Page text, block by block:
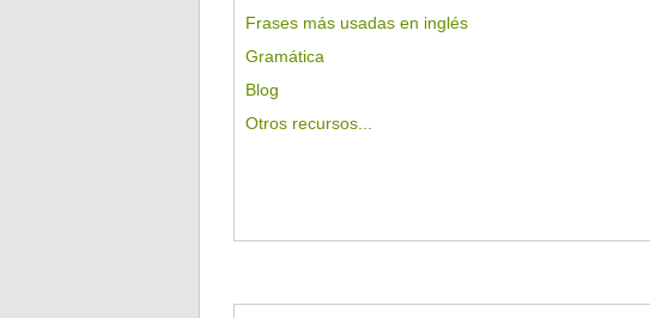
Frases más usadas en inglés
Gramática
Blog
Otros recursos...